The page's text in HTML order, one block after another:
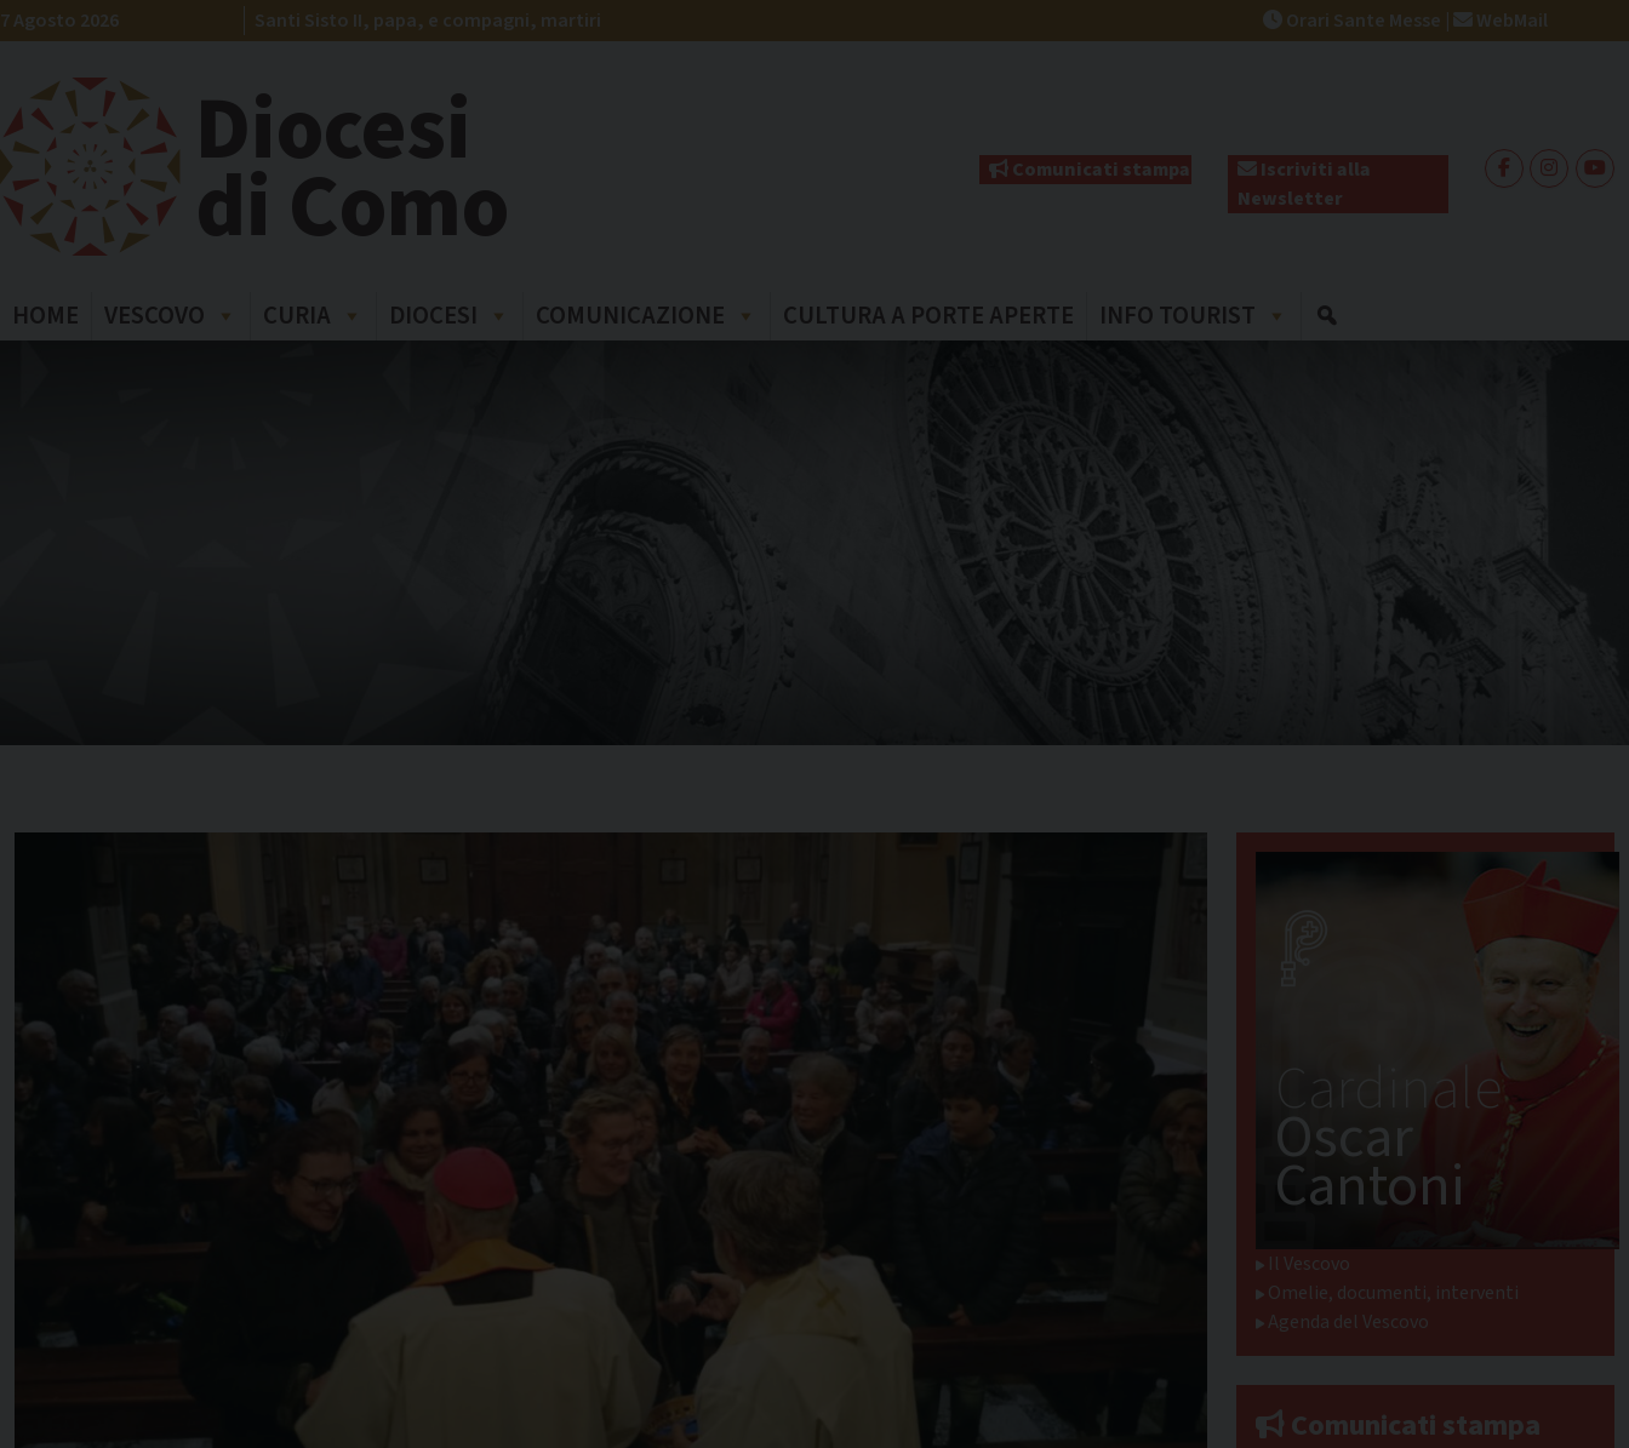
Skip
to
7 Agosto 2026 Santi Sisto II, papa, e compagni, martiri Orari Sante Messe | WebMail
Diocesi
di Como Comunicati stampa
Iscriviti alla
Newsletter
HOME VESCOVO CURIA DIOCESI COMUNICAZIONE CULTURA A PORTE APERTE INFO TOURIST
Cardinale
Oscar
Cantoni
Il Vescovo
Omelie, documenti, interventi
Agenda del Vescovo
Comunicati stampa